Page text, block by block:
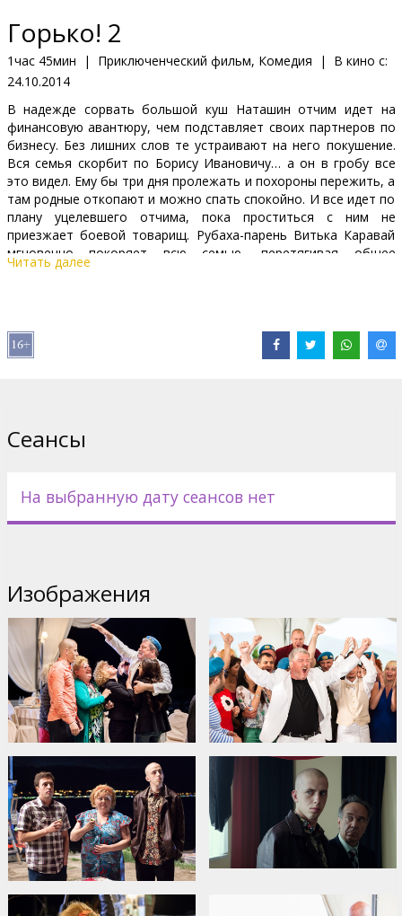
Клуб
Горько! 2
1час 45мин | Приключенческий фильм, Комедия |
В кино с:
24.10.2014
В надежде сорвать большой куш Наташин отчим идет на
финансовую авантюру, чем подставляет своих партнеров по
бизнесу. Без лишних слов те устраивают на него покушение.
Вся семья скорбит по Борису Ивановичу… а он в гробу все
это видел. Ему бы три дня пролежать и похороны пережить, а
там родные откопают и можно спать спокойно. И все идет по
плану уцелевшего отчима, пока проститься с ним не
приезжает боевой товарищ. Рубаха-парень Витька Каравай
мгновенно покоряет всю семью, перетягивая общее
внимание на себя. Задетый за живое, покойник заставляет
В ролях: Sergey Svetlakov, Yulia Aleksandrova, Egor Koreshkov,
Yan Canpick, Sergey Lavigin, Elena valyushkina, Aleksandr Pal,
Фильм на русском языке с субтитрами на латышском языке.
Дистрибьютор: SIA "TFB"
Сайты: kinopoisk.ru,Facebook,vk.com
Читать далее
Сеансы
На выбранную дату сеансов нет
Изображения